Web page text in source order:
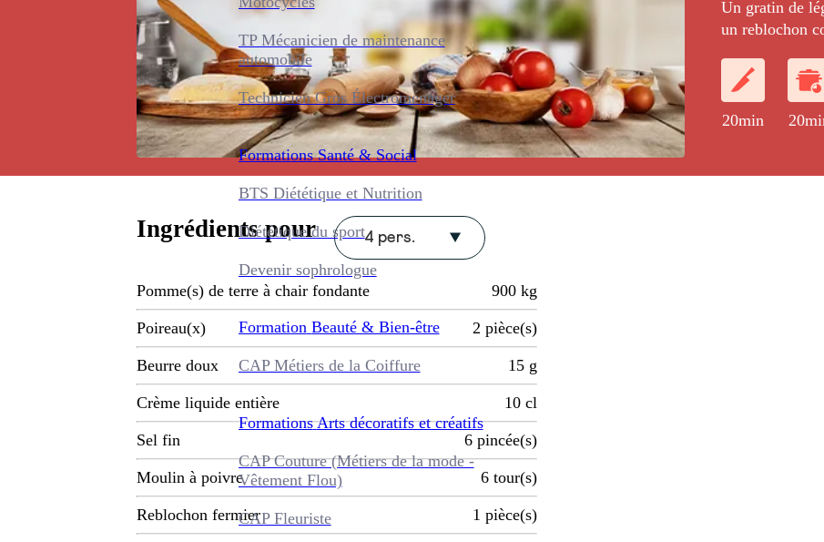
TP Mécanicien de maintenance
automobile
Technicien Gros Électroménager
Formations Santé & Social
BTS Diététique et Nutrition
Diététique du sport
Devenir sophrologue
Formation Beauté & Bien-être
CAP Métiers de la Coiffure
Formations Arts décoratifs et créatifs
CAP Couture (Métiers de la mode -
Vêtement Flou)
CAP Fleuriste
Un gratin de
un reblochon
20min
Ingrédients pour 4 pers.
Pomme(s) de terre à chair fondante 900 kg
Poireau(x) 2 pièce(s)
Beurre doux 15 g
Crème liquide entière 10 cl
Sel fin 6 pincée(s)
Moulin à poivre 6 tour(s)
Reblochon fermier 1 pièce(s)